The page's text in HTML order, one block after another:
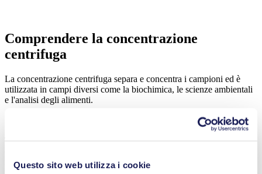
Questo sito web utilizza i cookie
Comprendere la concentrazione
centrifuga
La concentrazione centrifuga separa e concentra i campioni ed è
utilizzata in campi diversi come la biochimica, le scienze ambientali
e l'analisi degli alimenti.
Tra le applicazioni della concentrazione centrifuga vi sono la
residui, la concentrazione di miscele di solventi e acqua, la
tossicologia e la medicina legale, la chimica combinatoria e l'analisi